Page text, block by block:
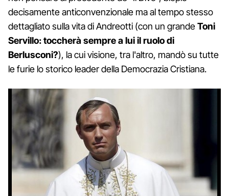
decisamente anticonvenzionale ma al tempo stesso
dettagliato sulla vita di Andreotti (con un grandeToni
Servillo: toccherà sempre a lui il ruolo di
Berlusconi?), la cui visione, tra l'altro, mandò su tutte
le furie lo storico leader della Democrazia Cristiana.